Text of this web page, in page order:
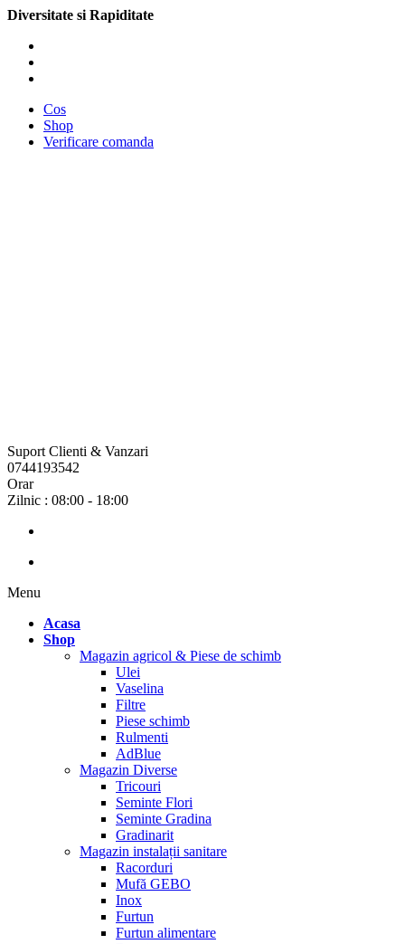
Diversitate si Rapiditate
Cos
Shop
Verificare comanda
Suport Clienti & Vanzari
0744193542
Orar
Zilnic : 08:00 - 18:00
Menu
Acasa
Shop
Magazin agricol & Piese de schimb
Ulei
Vaselina
Filtre
Piese schimb
Rulmenti
AdBlue
Magazin Diverse
Tricouri
Seminte Flori
Seminte Gradina
Gradinarit
Magazin instalații sanitare
Racorduri
Mufă GEBO
Inox
Furtun
Furtun alimentare